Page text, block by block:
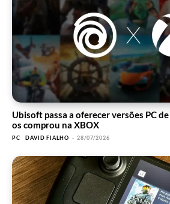
Ubisoft passa a oferecer versões PC
os comprou na XBOX
PC DAVID FIALHO - 28/07/2026